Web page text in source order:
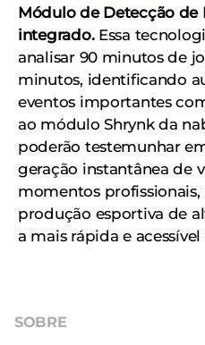
Módulo de Detecção de
integrado.Essa
analisar 90 minutos de
minutos, identificando
eventos importantes
ao módulo Shrynk da
poderão testemunhar
geração instantânea de
momentos
produção esportiva de
a mais rápida e
SOBRE